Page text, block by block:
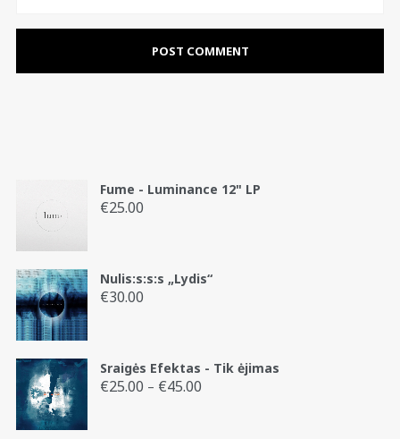
Fume - Luminance 12" LP
€25.00
Nulis:s:s:s „Lydis“
€30.00
Sraigės Efektas - Tik ėjimas
€25.00 – €45.00Price